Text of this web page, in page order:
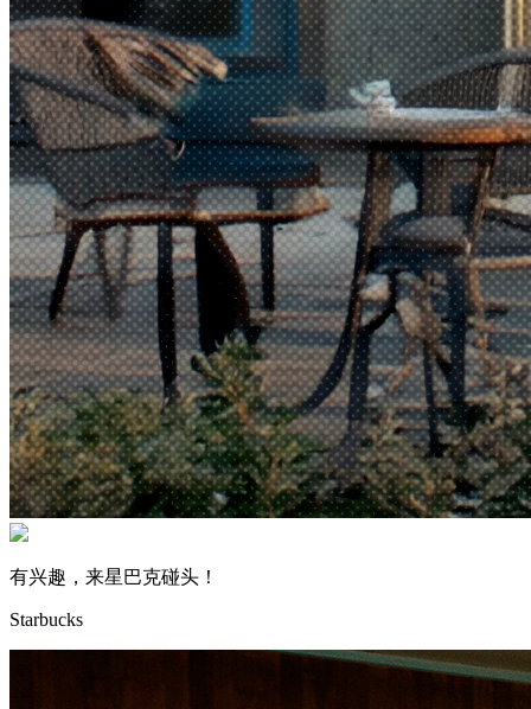
有兴趣，来星巴克碰头！
Starbucks